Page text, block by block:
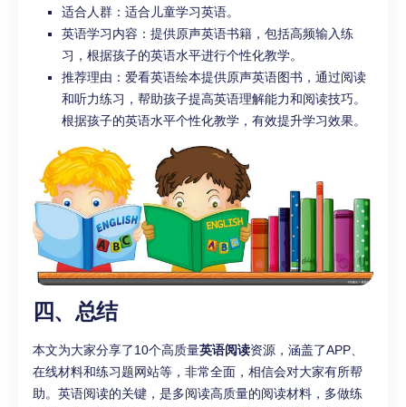
适合人群：适合儿童学习英语。
英语学习内容：提供原声英语书籍，包括高频输入练
习，根据孩子的英语水平进行个性化教学。
推荐理由：爱看英语绘本提供原声英语图书，通过阅读
和听力练习，帮助孩子提高英语理解能力和阅读技巧。
根据孩子的英语水平个性化教学，有效提升学习效果。
四、 总结
本文为大家分享了10个高质量英语阅读资源，涵盖了APP、
在线材料和练习题网站等，非常全面，相信会对大家有所帮
助。英语阅读的关键，是多阅读高质量的阅读材料，多做练